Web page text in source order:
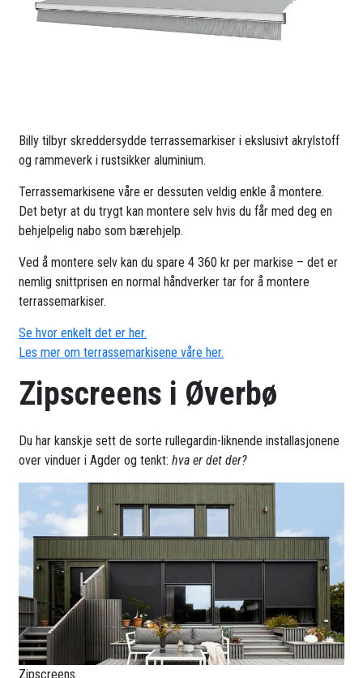
Billy tilbyr skreddersydde terrassemarkiser i ekslusivt akrylstoff
og rammeverk i rustsikker aluminium.
Terrassemarkisene våre er dessuten veldig enkle å montere.
Det betyr at du trygt kan montere selv hvis du får med deg en
behjelpelig nabo som bærehjelp.
Ved å montere selv kan du spare 4 360 kr per markise – det er
nemlig snittprisen en normal håndverker tar for å montere
terrassemarkiser.
Se hvor enkelt det er her.
Les mer om terrassemarkisene våre her.
Zipscreens i Øverbø
Du har kanskje sett de sorte rullegardin-liknende installasjonene
over vinduer i Agder og tenkt:hva er det der?
Zipscreens.